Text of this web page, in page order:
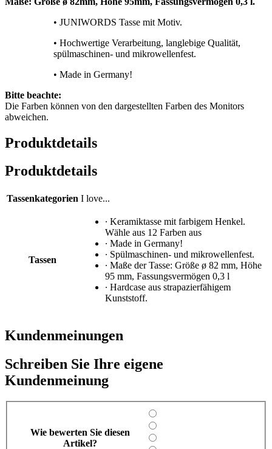
• JUNIWORDS Tasse mit Motiv.
• Hochwertige Verarbeitung, langlebige Qualität,
spülmaschinen- und mikrowellenfest.
• Made in Germany!
Bitte beachte:
Die Farben können von den dargestellten Farben des Monitors
abweichen.
Produktdetails
Produktdetails
Tassenkategorien I love...
Tassen
∙ Keramiktasse mit farbigem Henkel.
Wähle aus 12 Farben aus
∙ Made in Germany!
∙ Spülmaschinen- und mikrowellenfest.
∙ Maße der Tasse: Größe ø 82 mm, Höhe
95 mm, Fassungsvermögen 0,3 l
∙ Hardcase aus strapazierfähigem
Kunststoff.
Kundenmeinungen
Schreiben Sie Ihre eigene
Kundenmeinung
Wie bewerten Sie diesen
Artikel?